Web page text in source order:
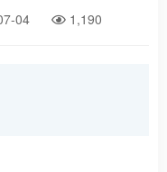
04 1,190